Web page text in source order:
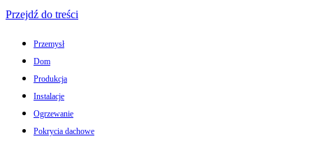
Przejdź do treści
Przemysł
Dom
Produkcja
Instalacje
Ogrzewanie
Pokrycia dachowe